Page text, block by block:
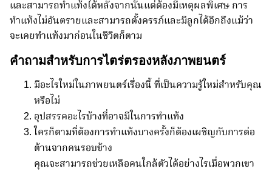
และสามารถทำแท้งได้หลังจากนั้นแต่ต้องมีเหตุผลพิเศษ การ
ทำแท้งไม่อันตรายและสามารถตั้งครรภ์และมีลูกได้อีกถึงแม้ว่า
จะเคยทำแท้งมาก่อนในชีวิตก็ตาม
คำถามสำหรับการไตร่ตรองหลังภาพยนตร์
มีอะไรใหม่ในภาพยนตร์เรื่องนี้ ที่เป็นความรู้ใหม่สำหรับคุณ
หรือไม่
อุปสรรคอะไรบ้างที่อาจมีในการทำแท้ง
ใครก็ตามที่ต้องการทำแท้งบางครั้งก็ต้องเผชิญกับการต่อ
ต้านจากคนรอบข้าง
คุณจะสามารถช่วยเหลือคนใกล้ตัวได้อย่างไรเมื่อพวกเขา